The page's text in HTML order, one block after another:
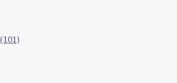
(101)